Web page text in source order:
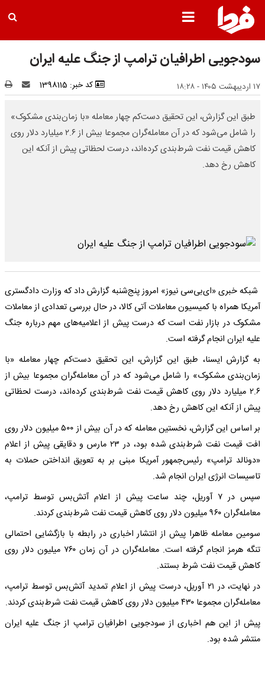
سودجویی اطرافیان ترامپ از جنگ علیه ایران
۱۷ اردیبهشت ۱۴۰۵ - ۱۸:۲۸ کد خبر: 1398115
طبق این گزارش، این تحقیق دست‌کم چهار معامله «با زمان‌بندی مشکوک»
را شامل می‌شود که در آن معامله‌گران مجموعا بیش از ۲.۶ میلیارد دلار روی
کاهش قیمت نفت شرط‌بندی کرده‌اند، درست لحظاتی پیش از آنکه این
کاهش رخ دهد.
شبکه خبری «ای‌بی‌سی نیوز» امروز پنج‌شنبه گزارش داد که وزارت دادگستری
آمریکا همراه با کمیسیون معاملات آتی کالا، در حال بررسی تعدادی از معاملات
مشکوک در بازار نفت است که درست پیش از اعلامیه‌های مهم درباره جنگ
علیه ایران انجام گرفته است.
به گزارش ایسنا، طبق این گزارش، این تحقیق دست‌کم چهار معامله «با
زمان‌بندی مشکوک» را شامل می‌شود که در آن معامله‌گران مجموعا بیش از
۲.۶ میلیارد دلار روی کاهش قیمت نفت شرط‌بندی کرده‌اند، درست لحظاتی
پیش از آنکه این کاهش رخ دهد.
بر اساس این گزارش، نخستین معامله که در آن بیش از ۵۰۰ میلیون دلار روی
افت قیمت نفت شرط‌بندی شده بود، در ۲۳ مارس و دقایقی پیش از اعلام
«دونالد ترامپ» رئیس‌جمهور آمریکا مبنی بر به تعویق انداختن حملات به
تاسیسات انرژی ایران انجام شد.
سپس در ۷ آوریل، چند ساعت پیش از اعلام آتش‌بس توسط ترامپ،
معامله‌گران ۹۶۰ میلیون دلار روی کاهش قیمت نفت شرط‌بندی کردند.
سومین معامله ظاهرا پیش از انتشار اخباری در رابطه با بازگشایی احتمالی
تنگه هرمز انجام گرفته است. معامله‌گران در آن زمان ۷۶۰ میلیون دلار روی
کاهش قیمت نفت شرط بستند.
در نهایت، در ۲۱ آوریل، درست پیش از اعلام تمدید آتش‌بس توسط ترامپ،
معامله‌گران مجموعا ۴۳۰ میلیون دلار روی کاهش قیمت نفت شرط‌بندی کردند.
پیش از این هم اخباری از سودجویی اطرافیان ترامپ از جنگ علیه ایران
منتشر شده بود.